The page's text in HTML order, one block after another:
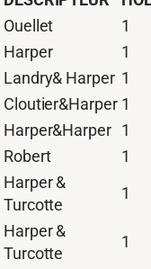
Ouellet 1
Harper 1
Landry& Harper 1
Cloutier&Harper 1
Harper&Harper 1
Robert 1
Harper &
Turcotte
1
Harper &
Turcotte
1